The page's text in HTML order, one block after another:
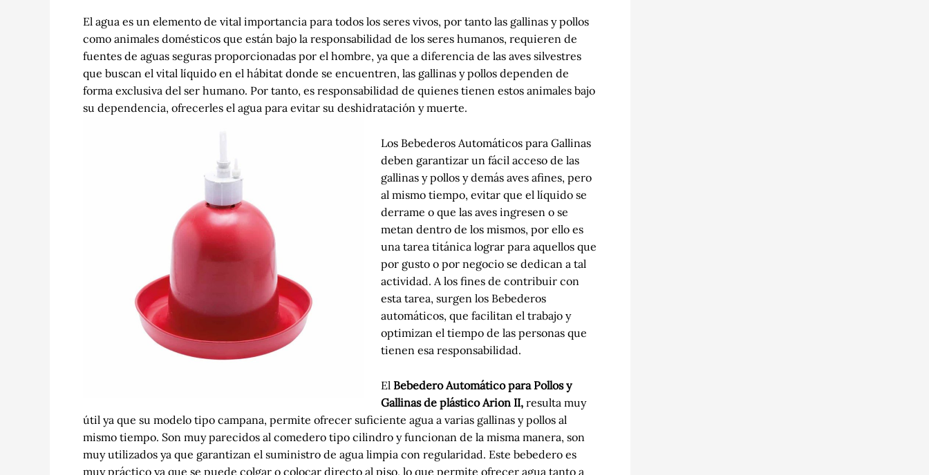
El agua es un elemento de vital importancia para todos los seres vivos, por tanto las gallinas y pollos
como animales domésticos que están bajo la responsabilidad de los seres humanos, requieren de
fuentes de aguas seguras proporcionadas por el hombre, ya que a diferencia de las aves silvestres
que buscan el vital líquido en el hábitat donde se encuentren, las gallinas y pollos dependen de
forma exclusiva del ser humano. Por tanto, es responsabilidad de quienes tienen estos animales bajo
su dependencia, ofrecerles el agua para evitar su deshidratación y muerte.
Los Bebederos Automáticos para Gallinas
deben garantizar un fácil acceso de las
gallinas y pollos y demás aves afines, pero
al mismo tiempo, evitar que el líquido se
derrame o que las aves ingresen o se
metan dentro de los mismos, por ello es
una tarea titánica lograr para aquellos que
por gusto o por negocio se dedican a tal
actividad. A los fines de contribuir con
esta tarea, surgen los Bebederos
automáticos, que facilitan el trabajo y
optimizan el tiempo de las personas que
tienen esa responsabilidad.
El Bebedero Automático para Pollos y
Gallinas de plástico Arion II, resulta muy
útil ya que su modelo tipo campana, permite ofrecer suficiente agua a varias gallinas y pollos al
mismo tiempo. Son muy parecidos al comedero tipo cilindro y funcionan de la misma manera, son
muy utilizados ya que garantizan el suministro de agua limpia con regularidad. Este bebedero es
muy práctico ya que se puede colgar o colocar directo al piso, lo que permite ofrecer agua tanto a